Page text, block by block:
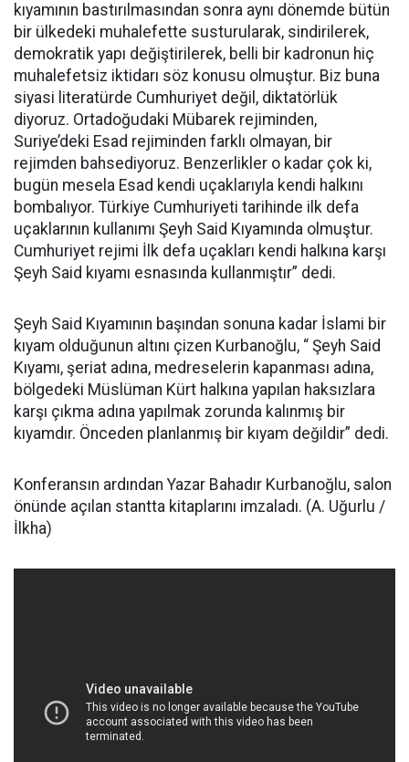
kıyamının bastırılmasından sonra aynı dönemde bütün
bir ülkedeki muhalefette susturularak, sindirilerek,
demokratik yapı değiştirilerek, belli bir kadronun hiç
muhalefetsiz iktidarı söz konusu olmuştur. Biz buna
siyasi literatürde Cumhuriyet değil, diktatörlük
diyoruz. Ortadoğudaki Mübarek rejiminden,
Suriye’deki Esad rejiminden farklı olmayan, bir
rejimden bahsediyoruz. Benzerlikler o kadar çok ki,
bugün mesela Esad kendi uçaklarıyla kendi halkını
bombalıyor. Türkiye Cumhuriyeti tarihinde ilk defa
uçaklarının kullanımı Şeyh Said Kıyamında olmuştur.
Cumhuriyet rejimi İlk defa uçakları kendi halkına karşı
Şeyh Said kıyamı esnasında kullanmıştır” dedi.
Şeyh Said Kıyamının başından sonuna kadar İslami bir
kıyam olduğunun altını çizen Kurbanoğlu, “ Şeyh Said
Kıyamı, şeriat adına, medreselerin kapanması adına,
bölgedeki Müslüman Kürt halkına yapılan haksızlara
karşı çıkma adına yapılmak zorunda kalınmış bir
kıyamdır. Önceden planlanmış bir kıyam değildir” dedi.
Konferansın ardından Yazar Bahadır Kurbanoğlu, salon
önünde açılan stantta kitaplarını imzaladı. (A. Uğurlu /
İlkha)